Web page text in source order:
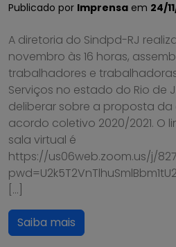
Publicado por Imprensa em 24/
A diretoria do Sindpd-RJ
novembro às 16 horas,
trabalhadores e
Serviços no estado do Rio de
deliberar sobre a proposta
acordo coletivo 2020/2021. O
sala virtual é
https://us06web.zoom.us/j/
[…]
Saiba mais